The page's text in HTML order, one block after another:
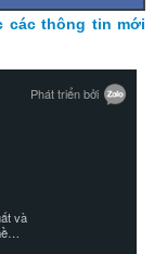
các thông tin mới